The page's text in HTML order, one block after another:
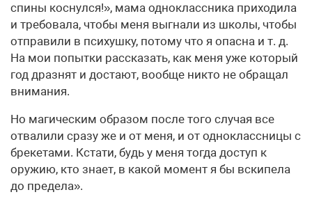
спины коснулся!», мама одноклассника приходила
и требовала, чтобы меня выгнали из школы, чтобы
отправили в психушку, потому что я опасна и т. д.
На мои попытки рассказать, как меня уже который
год дразнят и достают, вообще никто не обращал
внимания.
Но магическим образом после того случая все
отвалили сразу же и от меня, и от одноклассницы с
брекетами. Кстати, будь у меня тогда доступ к
оружию, кто знает, в какой момент я бы вскипела
до предела».